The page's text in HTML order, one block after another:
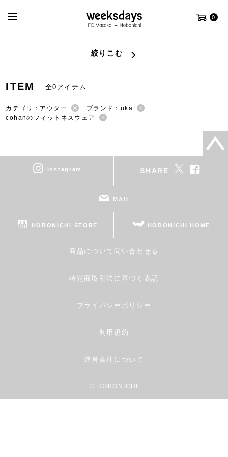
0
絞りこむ
ITEM 全0アイテム
カテゴリ：アウター
ブランド：uka
cohanのフィットネスウェア
instagram SHARE
MAIL
HOBONICHI STORE HOBONICHI HOME
商品について問い合わせる
特定商取引法に基づく表記
プライバシーポリシー
利用規約
運営会社について
© HOBONICHI